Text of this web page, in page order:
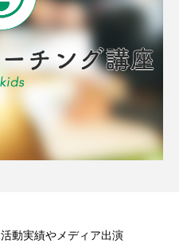
活動実績やメディア出演